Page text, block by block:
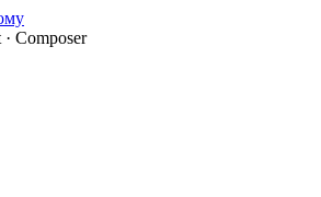
Composer